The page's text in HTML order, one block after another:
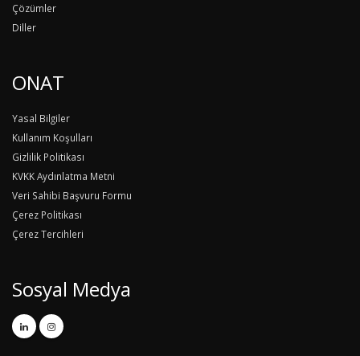
Çözümler
Diller
ONAT
Yasal Bilgiler
Kullanım Koşulları
Gizlilik Politikası
KVKK Aydınlatma Metni
Veri Sahibi Başvuru Formu
Çerez Politikası
Çerez Tercihleri
Sosyal Medya